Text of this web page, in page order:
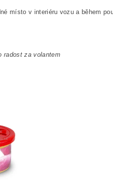
místo v interiéru vozu a během
radost za volantem